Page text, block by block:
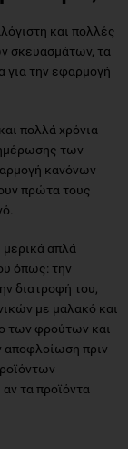
και πολλές
σκευασμάτων, τα
για την εφαρμογή
πολλά χρόνια
των
κανόνων
πρώτα τους
απλά
όπως: την
διατροφή του,
με μαλακό και
των φρούτων και
αποφλοίωση πριν
τα προϊόντα